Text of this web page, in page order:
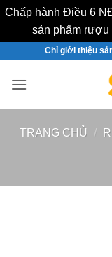
Chấp hành Điều 6
sản phẩm rượu
nội
Chỉ giới thiệu
TRANG CHỦ /